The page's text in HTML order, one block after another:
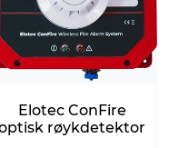
Elotec ConFire
røykdetektor